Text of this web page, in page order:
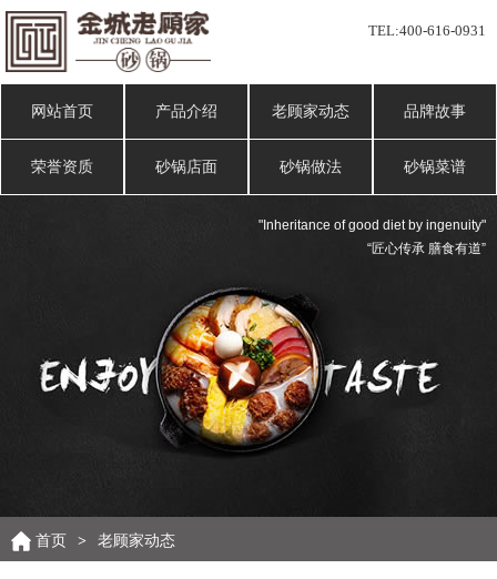
TEL:400-616-0931
网站首页 产品介绍 老顾家动态 品牌故事
荣誉资质 砂锅店面 砂锅做法 砂锅菜谱
"Inheritance of good diet by ingenuity"
“匠心传承 膳食有道”
首页 > 老顾家动态